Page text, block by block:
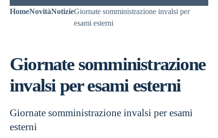
HomeNovitàNotizieGiornate somministrazione invalsi per
esami esterni
Giornate somministrazione
invalsi per esami esterni
Giornate somministrazione invalsi per esami
esterni